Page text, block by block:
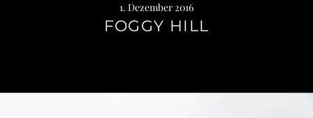
1. Dezember 2016
FOGGY HILL